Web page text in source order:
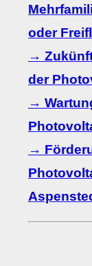
oder
→
der
→
→